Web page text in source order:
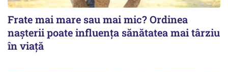
Frate mai mare sau mai mic? Ordinea
nașterii poate influența sănătatea mai târziu
în viață